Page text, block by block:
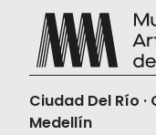
Ciudad Del Río ·
Medellín